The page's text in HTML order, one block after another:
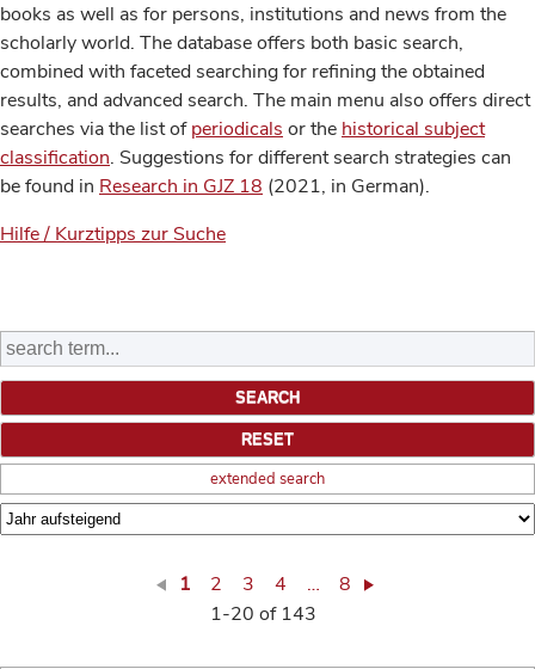
books as well as for persons, institutions and news from the
scholarly world. The database offers both basic search,
combined with faceted searching for refining the obtained
results, and advanced search. The main menu also offers direct
searches via the list ofperiodicals or the historical subject
classification. Suggestions for different search strategies can
be found in Research in GJZ 18 (2021, in German).
Hilfe / Kurztipps zur Suche
extended search
1 2 3 4 …
8
1-20 of 143